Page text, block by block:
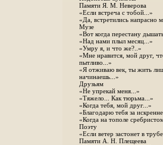
Памяти Я. М. Неверова
«Если встреча с тобой...»
«Да, встретились напрасно
Музе
«Вот когда перестану
«Над нами плыл месяц...»
«Умру я, и что же?..»
«Мне нравится, мой друг,
пытливо...»
«Я отживаю век, ты жить
начинаешь...»
Друзьям
«Не упрекай меня...»
«Тяжело... Как тюрьма...»
«Когда тебя, мой друг...»
«Благодарю тебя за
«Когда на тополе
Поэту
«Если ветер застонет в
Памяти А. Н. Плещеева